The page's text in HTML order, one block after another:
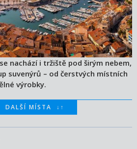
nachází i tržiště pod širým nebem,
suvenýrů – od čerstvých místních
výrobky.
DALŠÍ MÍSTA ↓ ↑